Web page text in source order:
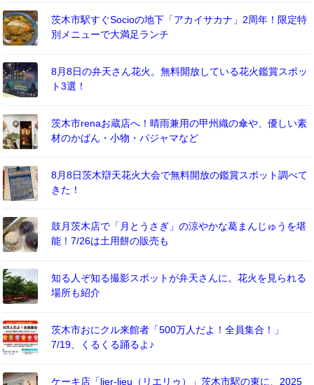
茨木市駅すぐSocioの地下「アカイサカナ」2周年！限定特
別メニューで大満足ランチ
8月8日の弁天さん花火。無料開放している花火鑑賞スポッ
ト3選！
茨木市renaお蔵店へ！晴雨兼用の甲州織の傘や、優しい素
材のかばん・小物・パジャマなど
8月8日茨木辯天花火大会で無料開放の鑑賞スポット調べて
きた！
鼓月茨木店で「月とうさぎ」の涼やかな葛まんじゅうを堪
能！7/26は土用餅の販売も
知る人ぞ知る撮影スポットが弁天さんに。花火を見られる
場所も紹介
茨木市おにクル来館者「500万人だよ！全員集合！」
7/19、くるくる踊るよ♪
ケーキ店「lier-lieu（リエリゥ）」茨木市駅の東に、2025